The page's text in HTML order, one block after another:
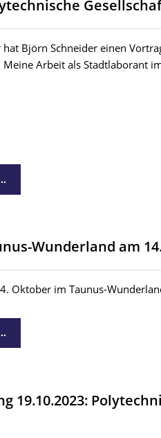
Björn Schneider einen
Meine Arbeit als Stadtlaborant
Wunderland am
Oktober im Taunus-
19.10.2023: